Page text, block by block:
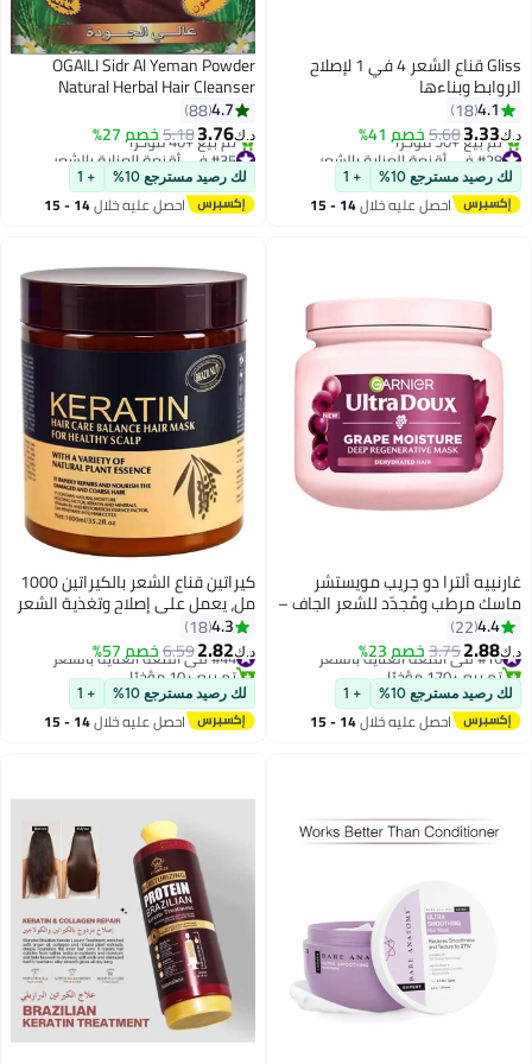
Gliss قناع الشعر 4 في 1 لإصلاح
وبناءها
4.1
18
3.33
5.68خصم 41%
#28 في أقنعة العناية بالشعر
أقل سعر في 30 يوم
تم بيع +50 مؤخرًا
#28 في أقنعة العناية بالشعر
رصيد مسترجع 10% + 1
احصل عليه خلال 14 - 15
OGAILI Sidr Al Yeman Powder
Natural Herbal Hair Cleanser
Rejuvenates Hair follicle Stimulate
Hair Growth Fights Fungus & Scalp
Bacteria Control Hair Fall & Reduce
Dandruff 180Ge
4.7
88
3.76
5.18خصم 27%
#35 في أقنعة العناية بالشعر
أقل سعر في 30 يوم
تم بيع +40 مؤخرًا
#35 في أقنعة العناية بالشعر
لك رصيد مسترجع 10% + 1
احصل عليه خلال 14 - 15
ألترا دو جريب مويستشر
مرطب ومُجدّد للشعر الجاف –
4.4
22
2.88
3.75خصم 23% #16 في أقنعة العناية بالشعر
تم بيع +170 مؤخرًا
#16 في أقنعة العناية بالشعر
رصيد مسترجع 10% + 1
احصل عليه خلال 14 - 15
اغسطس
كيراتين قناع الشعر بالكيراتين 1000
مل، يعمل على إصلاح وتغذية الشعر
التالف والخشن، مرطب طبيعي،
ترطيب، تنعيم، لمعان، تقوية، قناع
الشعر بالكيراتين، جوز برازيلي
4.3
18
2.82
6.59خصم 57% #44 في أقنعة العناية بالشعر
تم بيع +10 مؤخرًا
#44 في أقنعة العناية بالشعر
لك رصيد مسترجع 10% + 1
احصل عليه خلال 14 - 15
اغسطس